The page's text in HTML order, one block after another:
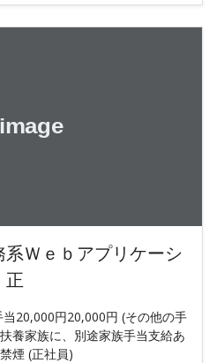
系Ｗｅｂアプリケーシ
正
20,000円20,000円 (その他の手
養家族に、別途家族手当支給あ
煙 (正社員)